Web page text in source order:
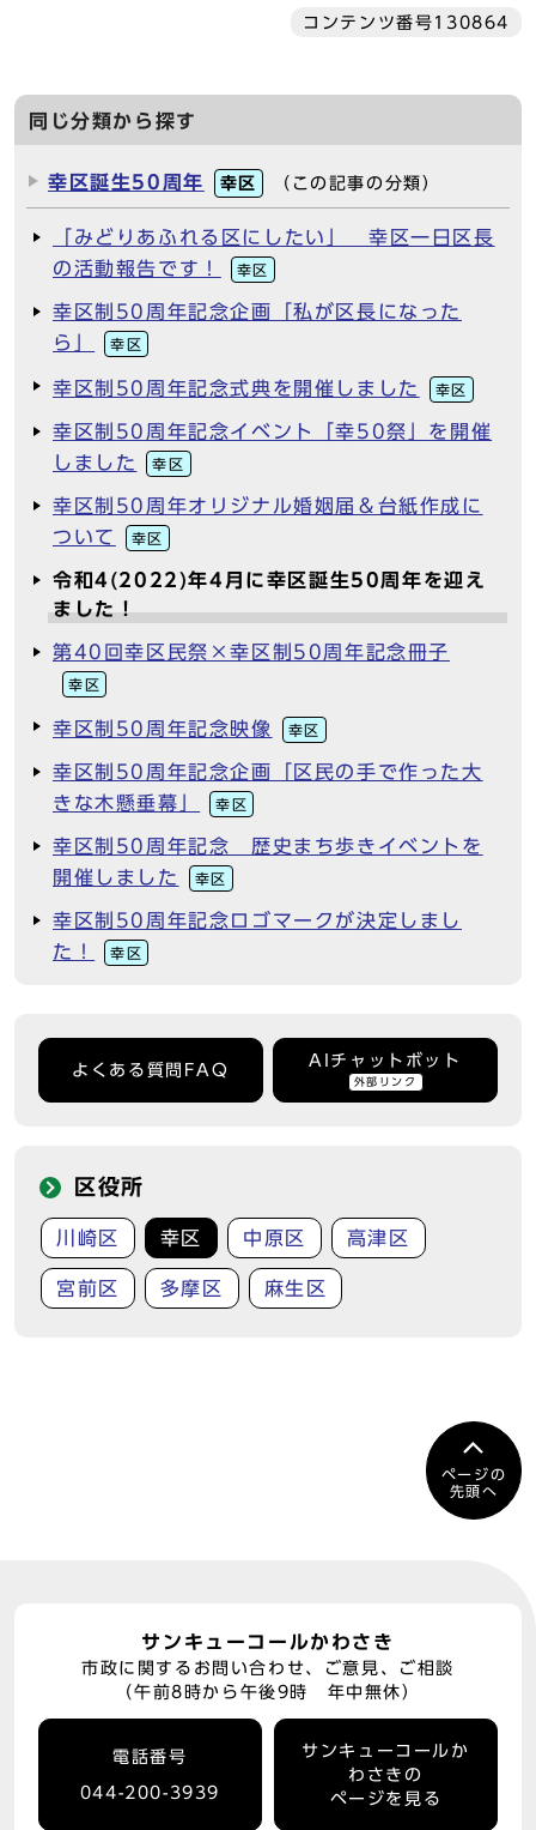
コンテンツ番号130864
同じ分類から探す
幸区誕生50周年 幸区 （この記事の分類）
「みどりあふれる区にしたい」 幸区一日区長
の活動報告です！
幸区
幸区制50周年記念企画「私が区長になった
ら」
幸区
幸区制50周年記念式典を開催しました 幸区
幸区制50周年記念イベント「幸50祭」を開催
しました
幸区
幸区制50周年オリジナル婚姻届＆台紙作成に
ついて
幸区
令和4(2022)年4月に幸区誕生50周年を迎え
ました！
第40回幸区民祭×幸区制50周年記念冊子
幸区
幸区制50周年記念映像 幸区
幸区制50周年記念企画「区民の手で作った大
きな木懸垂幕」
幸区
幸区制50周年記念 歴史まち歩きイベントを
開催しました
幸区
幸区制50周年記念ロゴマークが決定しまし
た！
幸区
よくある質問FAQ
AIチャットボット
外部リンク
区役所
川崎区 幸区 中原区 高津区
宮前区 多摩区 麻生区
ページの
先頭へ
サンキューコールかわさき
市政に関するお問い合わせ、ご意見、ご相談
（午前8時から午後9時 年中無休）
電話番号
044-200-3939
サンキューコールか
わさきの
ページを見る